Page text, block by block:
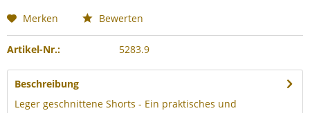
Merken Bewerten
Artikel-Nr.: 5283.9
Beschreibung
Leger geschnittene Shorts - Ein praktisches und